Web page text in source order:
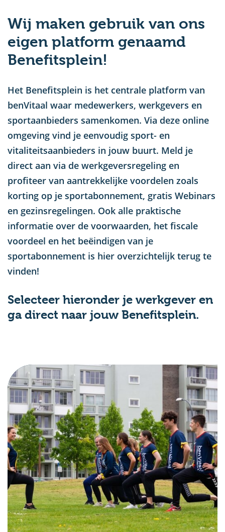
Wij maken gebruik van ons
eigen platform genaamd
Benefitsplein!
Het Benefitsplein is het centrale platform van
benVitaal waar medewerkers, werkgevers en
sportaanbieders samenkomen. Via deze online
omgeving vind je eenvoudig sport- en
vitaliteitsaanbieders in jouw buurt. Meld je
direct aan via de werkgeversregeling en
profiteer van aantrekkelijke voordelen zoals
korting op je sportabonnement, gratis Webinars
en gezinsregelingen. Ook alle praktische
informatie over de voorwaarden, het fiscale
voordeel en het beëindigen van je
sportabonnement is hier overzichtelijk terug te
vinden!
Selecteer hieronder je werkgever en
ga direct naar jouw Benefitsplein.